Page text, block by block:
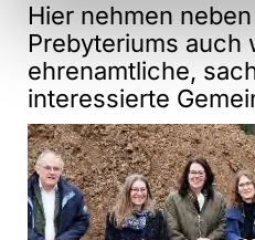
Hier nehmen
Prebyteriums auch
ehrenamtliche,
interessierte